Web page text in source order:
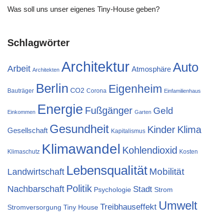
Was soll uns unser eigenes Tiny-House geben?
Schlagwörter
Arbeit Architekten Architektur Atmosphäre Auto
Bauträger Berlin CO2 Corona Eigenheim Einfamilienhaus
Einkommen Energie Fußgänger Garten Geld
Gesellschaft Gesundheit Kapitalismus Kinder Klima
Klimaschutz Klimawandel Kohlendioxid Kosten
Landwirtschaft Lebensqualität Mobilität
Nachbarschaft Politik Psychologie Stadt Strom
Stromversorgung Tiny House Treibhauseffekt Umwelt